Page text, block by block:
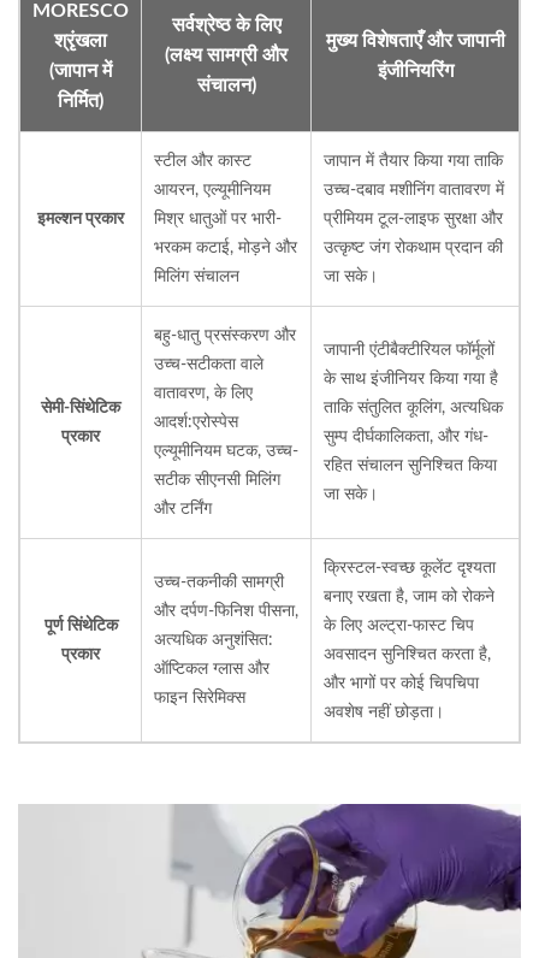
MORESCO
श्रृंखला
(जापान में
निर्मित)
सर्वश्रेष्ठ के लिए
(लक्ष्य सामग्री और
संचालन)
मुख्य विशेषताएँ और जापानी
इंजीनियरिंग
इमल्शन प्रकार
स्टील और कास्ट
आयरन, एल्यूमीनियम
मिश्र धातुओं पर भारी-
भरकम कटाई, मोड़ने और
मिलिंग संचालन
जापान में तैयार किया गया ताकि
उच्च-दबाव मशीनिंग वातावरण में
प्रीमियम टूल-लाइफ सुरक्षा और
उत्कृष्ट जंग रोकथाम प्रदान की
जा सके।
सेमी-सिंथेटिक
प्रकार
बहु-धातु प्रसंस्करण और
उच्च-सटीकता वाले
वातावरण, के लिए
आदर्श:एरोस्पेस
एल्यूमीनियम घटक, उच्च-
सटीक सीएनसी मिलिंग
और टर्निंग
जापानी एंटीबैक्टीरियल फॉर्मूलों
के साथ इंजीनियर किया गया है
ताकि संतुलित कूलिंग, अत्यधिक
सुम्प दीर्घकालिकता, और गंध-
रहित संचालन सुनिश्चित किया
जा सके।
पूर्ण सिंथेटिक
प्रकार
उच्च-तकनीकी सामग्री
और दर्पण-फिनिश पीसना,
अत्यधिक अनुशंसित:
ऑप्टिकल ग्लास और
फाइन सिरेमिक्स
क्रिस्टल-स्वच्छ कूलेंट दृश्यता
बनाए रखता है, जाम को रोकने
के लिए अल्ट्रा-फास्ट चिप
अवसादन सुनिश्चित करता है,
और भागों पर कोई चिपचिपा
अवशेष नहीं छोड़ता।